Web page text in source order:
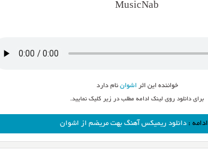
MusicNab
خواننده این اثراشوان نام دارد
برای دانلود روی لینک ادامه مطلب در زیر کلیک نمایید.
ادامه : دانلود ریمیکس آهنگ بهت مریضم از اشوان